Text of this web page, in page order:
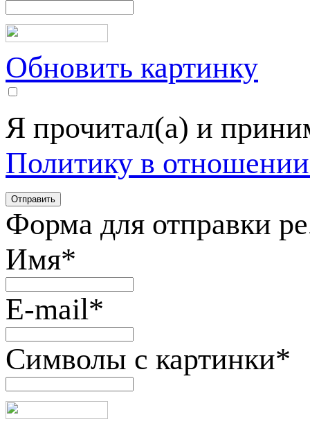
Обновить картинку
Я прочитал(а) и
Политику в
Форма для отправки
Имя*
E-mail*
Символы с картинки*